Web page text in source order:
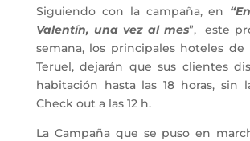
Siguiendo con la campaña, en
Valentín, una vez al mes”, este
semana, los principales hoteles de
Teruel, dejarán que sus clientes
habitación hasta las 18 horas, sin
Check out a las 12 h.
La Campaña que se puso en